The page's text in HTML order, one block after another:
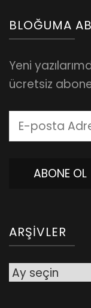
BLOĞUMA
Yeni
ücretsiz
E-
posta
ABONE OL
ARŞIVLER
Arşivler